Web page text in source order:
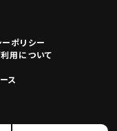
ポリシー
用について
ス